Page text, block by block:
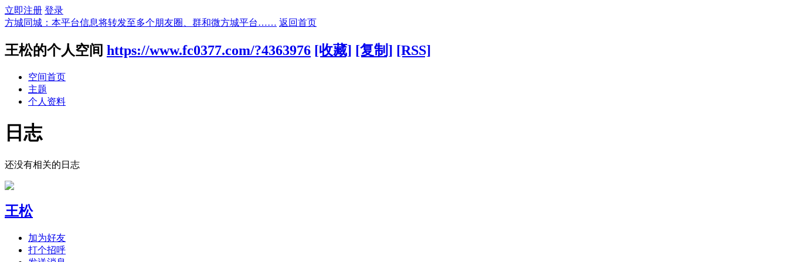
立即注册 登录
方城同城：本平台信息将转发至多个朋友圈、群和微方城平台…… 返回首页
王松的个人空间 https://www.fc0377.com/?4363976 [收藏] [复制] [RSS]
空间首页
主题
个人资料
日志
还没有相关的日志
王松
加为好友
打个招呼